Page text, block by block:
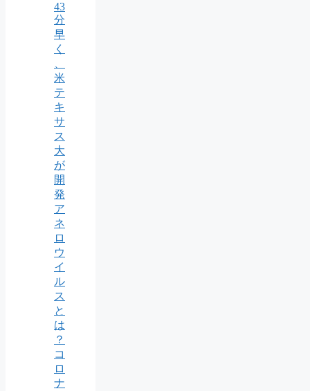
43
分
早
く
米
テ
キ
サ
ス
大
が
開
発
ア
ネ
ロ
ウ
イ
ル
ス
と
は
？
コ
ロ
ナ